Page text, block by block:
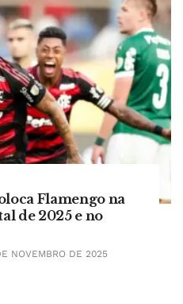
Flamengo na
de 2025 e no
NOVEMBRO DE 2025